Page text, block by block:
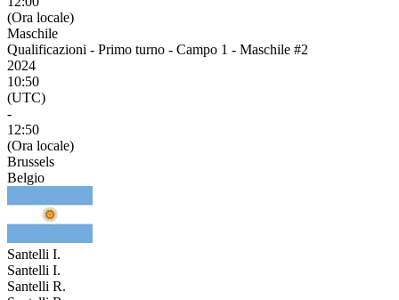
(Ora locale)
Maschile
Qualificazioni - Primo turno - Campo 1 - Maschile #2
2024
10:50
(UTC)
-
12:50
(Ora locale)
Brussels
Belgio
Santelli I.
Santelli I.
Santelli R.